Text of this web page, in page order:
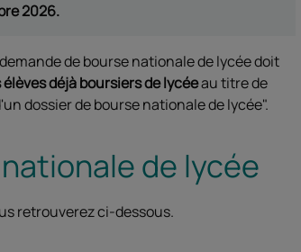
2026.
de bourse nationale de lycée doit
élèves déjà boursiers de lycéeau titre de
dossier de bourse nationale de lycée".
de lycée
retrouverez ci-dessous.